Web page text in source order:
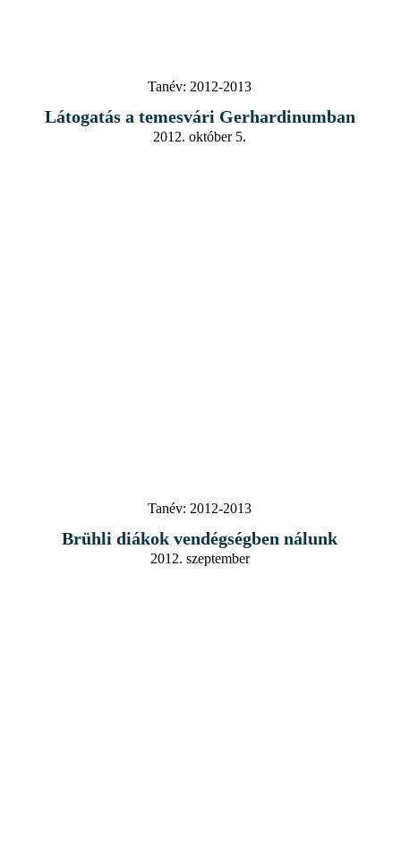
Tanév: 2012-2013
Látogatás a temesvári Gerhardinumban
2012. október 5.
Tanév: 2012-2013
Brühli diákok vendégségben nálunk
2012. szeptember